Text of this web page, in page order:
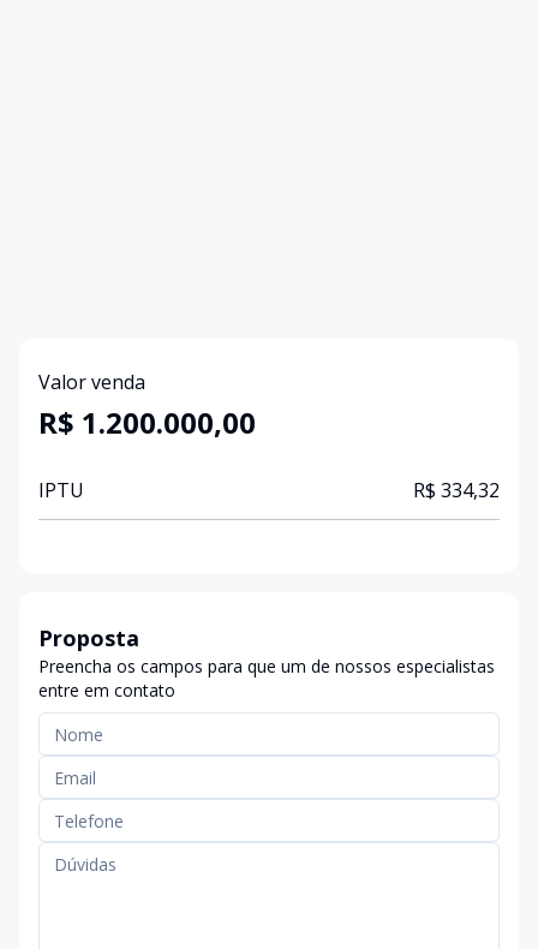
Valor venda
R$ 1.200.000,00
IPTU R$ 334,32
Proposta
Preencha os campos para que um de nossos especialistas
entre em contato